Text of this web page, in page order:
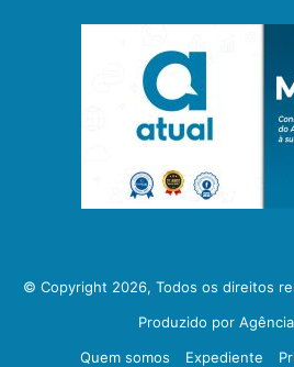
© Copyright 2026, Todos os direitos
Produzido por
Quem somos
Expediente